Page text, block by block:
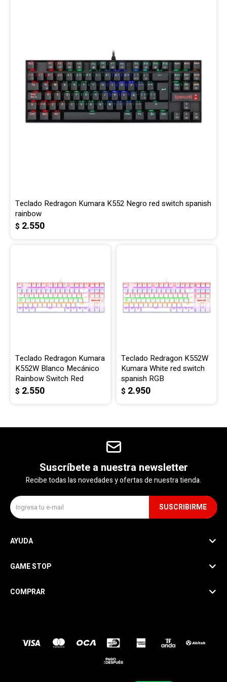
Teclado Redragon Kumara K552 Negro red switch spanish
rainbow
$ 2.550
Teclado Redragon Kumara
K552W Blanco Mecánico
Rainbow Switch Red
$ 2.550
Teclado Redragon K552W
Kumara White red switch
spanish RGB
$ 2.950
Suscríbete a nuestra newsletter
Recibe todas las novedades y ofertas de nuestra tienda.
SUSCRIBIRME
AYUDA
GAME STOP
COMPRAR
Juguetes
Iluminación